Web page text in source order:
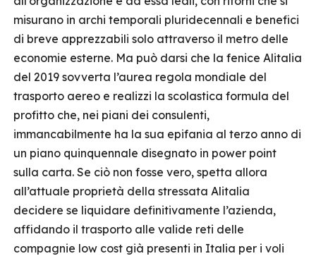
misurano in archi temporali pluridecennali e benefici
di breve apprezzabili solo attraverso il metro delle
economie esterne. Ma può darsi che la fenice Alitalia
del 2019 sovverta l’aurea regola mondiale del
trasporto aereo e realizzi la scolastica formula del
profitto che, nei piani dei consulenti,
immancabilmente ha la sua epifania al terzo anno di
un piano quinquennale disegnato in power point
sulla carta. Se ciò non fosse vero, spetta allora
all’attuale proprietà della stressata Alitalia
decidere se liquidare definitivamente l’azienda,
affidando il trasporto alle valide reti delle
compagnie low cost già presenti in Italia per i voli